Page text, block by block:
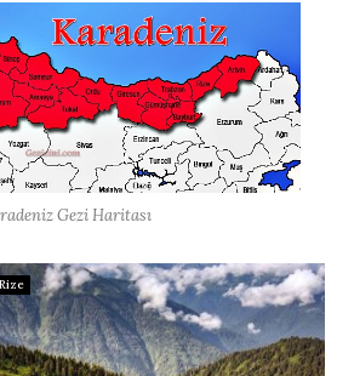
Gezi Haritası
Rize